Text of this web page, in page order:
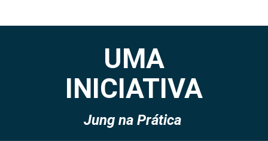
UMA
INICIATIVA
Jung na Prática